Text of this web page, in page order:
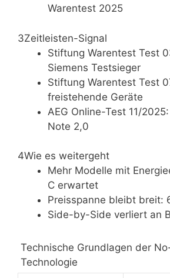
Warentest 2025
3Zeitleisten-Signal
Stiftung Warentest Test
Siemens Testsieger
Stiftung Warentest Test
freistehende Geräte
AEG Online-Test 11/
Note 2,0
4Wie es weitergeht
Mehr Modelle mit
C erwartet
Preisspanne bleibt breit:
Side-by-Side verliert an
Technische Grundlagen der
Technologie